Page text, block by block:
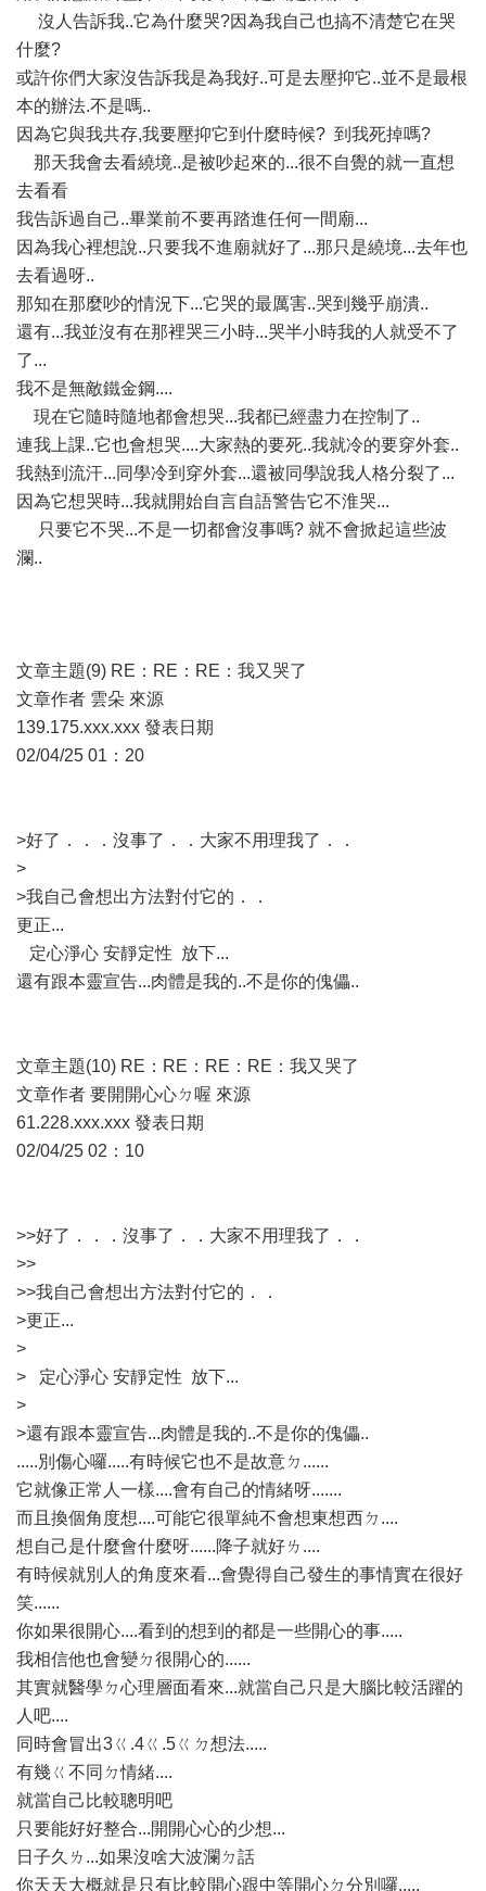
沒人告訴我..它為什麼哭?因為我自己也搞不清楚它在哭
什麼?
或許你們大家沒告訴我是為我好..可是去壓抑它..並不是最根
本的辦法.不是嗎..
因為它與我共存,我要壓抑它到什麼時候? 到我死掉嗎?
那天我會去看繞境..是被吵起來的...很不自覺的就一直想
去看看
我告訴過自己..畢業前不要再踏進任何一間廟...
因為我心裡想說..只要我不進廟就好了...那只是繞境...去年也
去看過呀..
那知在那麼吵的情況下...它哭的最厲害..哭到幾乎崩潰..
還有...我並沒有在那裡哭三小時...哭半小時我的人就受不了
了...
我不是無敵鐵金鋼....
現在它隨時隨地都會想哭...我都已經盡力在控制了..
連我上課..它也會想哭....大家熱的要死..我就冷的要穿外套..
我熱到流汗...同學冷到穿外套...還被同學說我人格分裂了...
因為它想哭時...我就開始自言自語警告它不淮哭...
只要它不哭...不是一切都會沒事嗎? 就不會掀起這些波
瀾..
文章主題(9) RE：RE：RE：我又哭了
文章作者 雲朵 來源
139.175.xxx.xxx 發表日期
02/04/25 01：20
>好了．．．沒事了．．大家不用理我了．．
>
>我自己會想出方法對付它的．．
更正...
定心淨心 安靜定性 放下...
還有跟本靈宣告...肉體是我的..不是你的傀儡..
文章主題(10) RE：RE：RE：RE：我又哭了
文章作者 要開開心心ㄉ喔 來源
61.228.xxx.xxx 發表日期
02/04/25 02：10
>>好了．．．沒事了．．大家不用理我了．．
>>
>>我自己會想出方法對付它的．．
>更正...
>
> 定心淨心 安靜定性 放下...
>
>還有跟本靈宣告...肉體是我的..不是你的傀儡..
.....別傷心囉.....有時候它也不是故意ㄉ......
它就像正常人一樣....會有自己的情緒呀.......
而且換個角度想....可能它很單純不會想東想西ㄉ....
想自己是什麼會什麼呀......降子就好ㄌ....
有時候就別人的角度來看...會覺得自己發生的事情實在很好
笑......
你如果很開心....看到的想到的都是一些開心的事.....
我相信他也會變ㄉ很開心的......
其實就醫學ㄉ心理層面看來...就當自己只是大腦比較活躍的
人吧....
同時會冒出3ㄍ.4ㄍ.5ㄍㄉ想法.....
有幾ㄍ不同ㄉ情緒....
就當自己比較聰明吧
只要能好好整合...開開心心的少想...
日子久ㄌ...如果沒啥大波瀾ㄉ話
你天天大概就是只有比較開心跟中等開心ㄉ分別囉.....